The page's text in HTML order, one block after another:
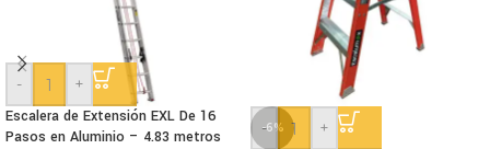
-
+
Escalera de Extensión EXL De 16
Pasos en Aluminio – 4.83 metros
-6%
-
+